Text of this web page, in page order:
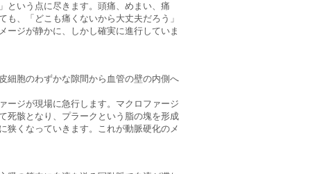
という点に尽きます。頭痛、めまい、痛
、「どこも痛くないから大丈夫だろう」
ージが静かに、しかし確実に進行していま
細胞のわずかな隙間から血管の壁の内側へ
ージが現場に急行します。マクロファージ
死骸となり、プラークという脂の塊を形成
狭くなっていきます。これが動脈硬化のメ